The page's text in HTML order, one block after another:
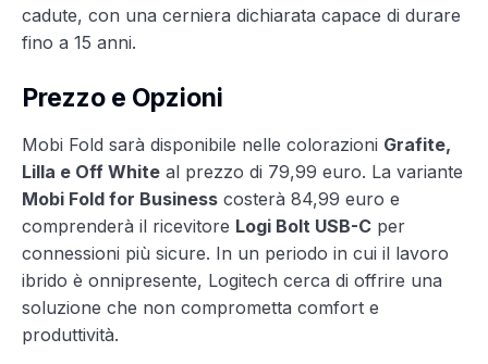
cadute, con una cerniera dichiarata capace di durare
fino a 15 anni.
Prezzo e Opzioni
Mobi Fold sarà disponibile nelle colorazioni Grafite,
Lilla e Off White al prezzo di 79,99 euro. La variante
Mobi Fold for Business costerà 84,99 euro e
comprenderà il ricevitore Logi Bolt USB-C per
connessioni più sicure. In un periodo in cui il lavoro
ibrido è onnipresente, Logitech cerca di offrire una
soluzione che non comprometta comfort e
produttività.